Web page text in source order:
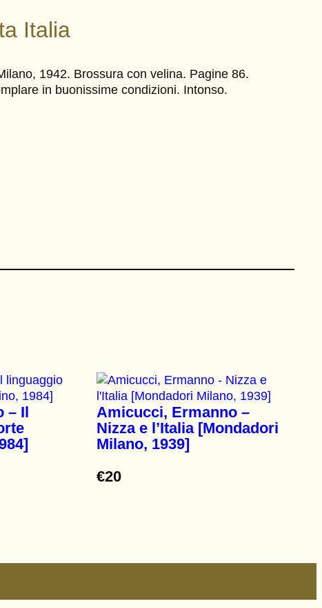
Italia
1942. Brossura con velina. Pagine 86.
in buonissime condizioni. Intonso.
– Il
Amicucci, Ermanno –
Nizza e l’Italia [Mondadori
Milano, 1939]
€20